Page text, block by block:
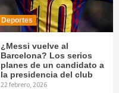
Deportes
¿Messi vuelve al
Barcelona? Los serios
planes de un candidato a
la presidencia del club
22 febrero, 2026